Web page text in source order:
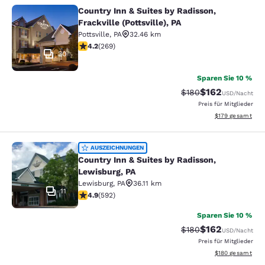
Country Inn & Suites by Radisson,
30
Country Inn & Suites by Radisson,
Frackville (Pottsville), PA
Pottsville, PA
32.46 km
4.24-Sterne-Bewertung. Hervorragend. 269
4.2(269)
Sparen Sie 10 %
Durchgestrichener
$180Vergünstigter
$162USD/Nacht
Preis für Mitglieder
Geschätzte
$179 gesamt
Country Inn & Suites by Radisson,
11
AUSZEICHNUNGEN
Country Inn & Suites by Radisson,
Lewisburg, PA
Lewisburg, PA
36.11 km
4.94-Sterne-Bewertung. Außergewöhnlich. 592
4.9(592)
Sparen Sie 10 %
Durchgestrichener
$180Vergünstigter
$162USD/Nacht
Preis für Mitglieder
Geschätzte
$180 gesamt